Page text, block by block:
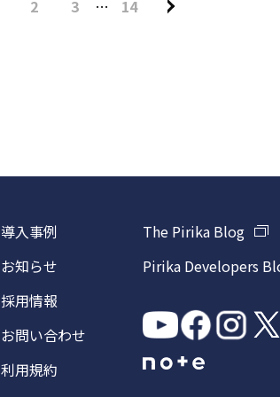
2 3 … 14
導入事例
お知らせ
採用情報
お問い合わせ
利用規約
The Pirika Blog
Pirika Developers